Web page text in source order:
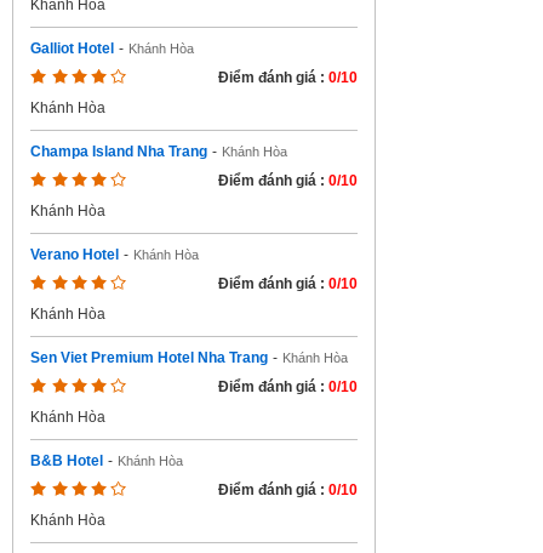
Khánh Hòa
Galliot Hotel - Khánh Hòa
Điểm đánh giá : 0/10
Khánh Hòa
Champa Island Nha Trang - Khánh Hòa
Điểm đánh giá : 0/10
Khánh Hòa
Verano Hotel - Khánh Hòa
Điểm đánh giá : 0/10
Khánh Hòa
Sen Viet Premium Hotel Nha Trang - Khánh Hòa
Điểm đánh giá : 0/10
Khánh Hòa
B&B Hotel - Khánh Hòa
Điểm đánh giá : 0/10
Khánh Hòa